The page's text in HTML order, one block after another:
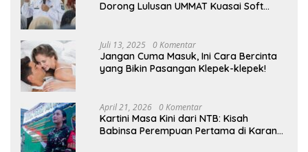
Dorong Lulusan UMMAT Kuasai Soft
Juli 13, 2025 0 Komentar
Jangan Cuma Masuk, Ini Cara Bercinta
yang Bikin Pasangan Klepek-klepek!
April 21, 2026 0 Komentar
Kartini Masa Kini dari NTB: Kisah
Babinsa Perempuan Pertama di Karang